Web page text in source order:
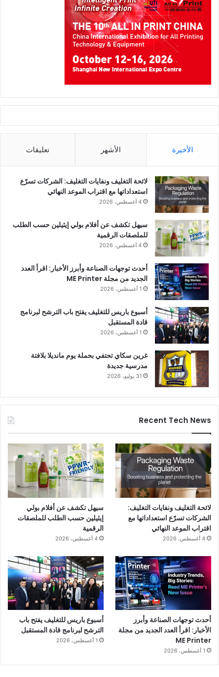
الأخيرة الأشهر تعليقات
لائحة التغليف ونفايات التغليف: الشركات تسرّع
استعداداتها مع اقتراب الموعد النهائي
4 أغسطس، 2026
سيهل تكشف عن أفلام بولي إيثيلين حسب الطلب
للملصقات الرقمية
4 أغسطس، 2026
أحدث توجهات الصناعة وأبرز الأخبار: اقرأ العدد
الجديد من مجلة ME Printer
1 أغسطس، 2026
أسبوع باريس للتغليف يفتح باب الترشح لبرنامج
قادة المستقبل
1 أغسطس، 2026
غرين سكاي تحتفي بحملة يوم مانديلا بلافتة
مدرسية جديدة
31 يوليو، 2026
Recent Tech News
لائحة التغليف ونفايات التغليف:
الشركات تسرّع استعداداتها مع
اقتراب الموعد النهائي
4 أغسطس، 2026
سيهل تكشف عن أفلام بولي
إيثيلين حسب الطلب للملصقات
الرقمية
4 أغسطس، 2026
أحدث توجهات الصناعة وأبرز
الأخبار: اقرأ العدد الجديد من مجلة
ME Printer
1 أغسطس، 2026
أسبوع باريس للتغليف يفتح باب
الترشح لبرنامج قادة المستقبل
1 أغسطس، 2026